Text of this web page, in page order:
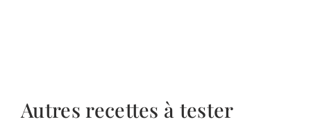
Autres recettes à tester